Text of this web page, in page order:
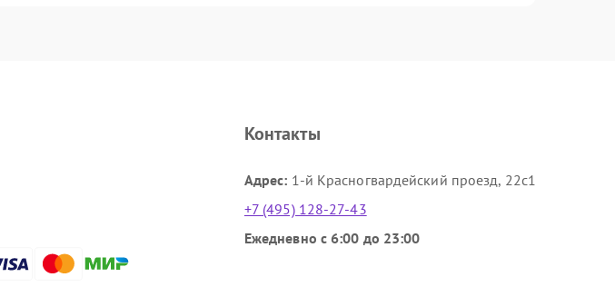
Контакты
Адрес: 1-й Красногвардейский проезд, 22с1
+7 (495) 128-27-43
Ежедневно с 6:00 до 23:00